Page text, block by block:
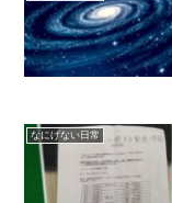
なにげない日常